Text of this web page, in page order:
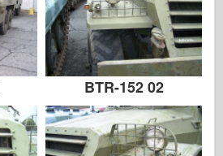
BTR-152 02